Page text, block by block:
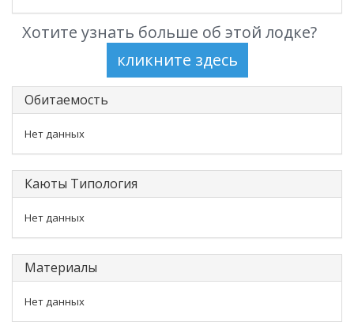
Хотите узнать больше об этой лодке?
Обитаемость
Нет данных
Каюты Типология
Нет данных
Материалы
Нет данных